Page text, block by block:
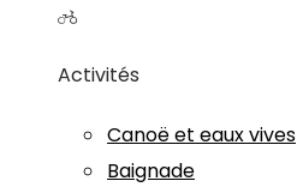
Activités
Canoë et eaux vives
Baignade